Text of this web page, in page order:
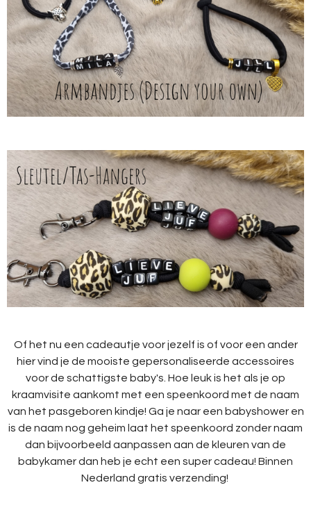
Of het nu een cadeautje voor jezelf is of voor een ander
hier vind je de mooiste gepersonaliseerde accessoires
voor de schattigste baby's. Hoe leuk is het als je op
kraamvisite aankomt met een speenkoord met de naam
van het pasgeboren kindje! Ga je naar een babyshower en
is de naam nog geheim laat het speenkoord zonder naam
dan bijvoorbeeld aanpassen aan de kleuren van de
babykamer dan heb je echt een super cadeau! Binnen
Nederland gratis verzending!